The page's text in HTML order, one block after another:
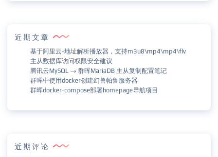
近期文章
基于阿里云-地址解析播放器，支持m3u8\mp4\mp4\flv
主从数据库访问权限安全建议
腾讯云MySQL → 群晖MariaDB 主从复制配置笔记
群晖中使用docker创建幻兽帕鲁服务器
群晖docker-compose部署homepage导航项目
近期评论